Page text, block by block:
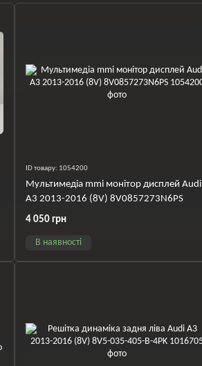
ID товару: 1054200
Мультимедіа mmi монітор дисплей Audi
A3 2013-2016 (8V) 8V0857273N6PS
4 050 грн
В наявності